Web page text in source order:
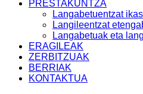
PRESTAKUNTZA
Langabetuentzat
Langileentzat
Langabetuak eta
ERAGILEAK
ZERBITZUAK
BERRIAK
KONTAKTUA